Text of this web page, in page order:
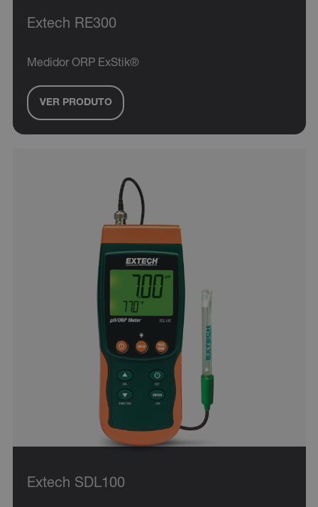
Extech RE300
Medidor ORP ExStik®
VER PRODUTO
Extech SDL100